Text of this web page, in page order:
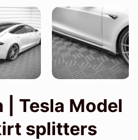
| Tesla Model
splitters